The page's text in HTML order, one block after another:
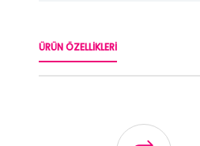
ÜRÜN ÖZELLIKLERI